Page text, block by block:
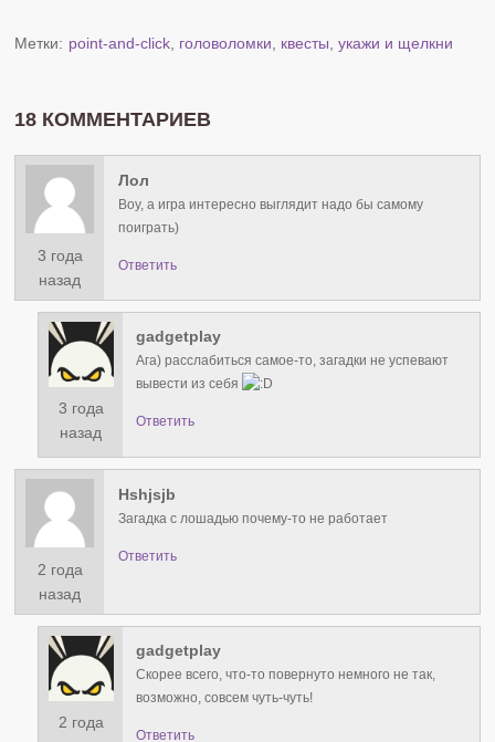
Метки: point-and-click головоломки квесты ,укажи и щелкни
18 КОММЕНТАРИЕВ
3 года
назад
Лол
Воу, а игра интересно выглядит надо бы самому
поиграть)
Ответить
3 года
назад
gadgetplay
Ага) расслабиться самое-то, загадки не успевают
вывести из себя
Ответить
2 года
назад
Hshjsjb
Загадка с лошадью почему-то не работает
Ответить
2 года
gadgetplay
Скорее всего, что-то повернуто немного не так,
возможно, совсем чуть-чуть!
Ответить